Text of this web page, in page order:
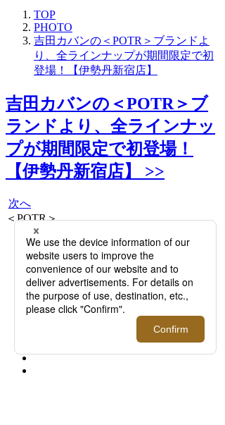
TOP
PHOTO
吉田カバンの＜POTR＞ブランドよ
り、全ラインナップが期間限定で初
登場！【伊勢丹新宿店】
吉田カバンの＜POTR＞ブ
ランドより、全ラインナッ
プが期間限定で初登場！
【伊勢丹新宿店】 >>
次へ
＜POTR＞